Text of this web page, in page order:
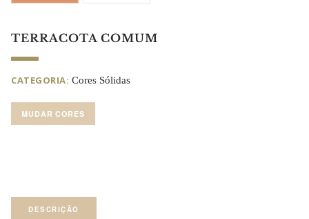
TERRACOTA COMUM
CATEGORIA: Cores Sólidas
MUDAR CORES
DESCRIÇÃO